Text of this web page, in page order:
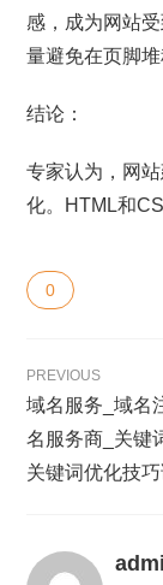
感，成为网站
量避免在页脚
结论：
专家认为，网
化。HTML和
0
PREVIOUS
域名服务_域名
名服务商_关键
关键词优化技